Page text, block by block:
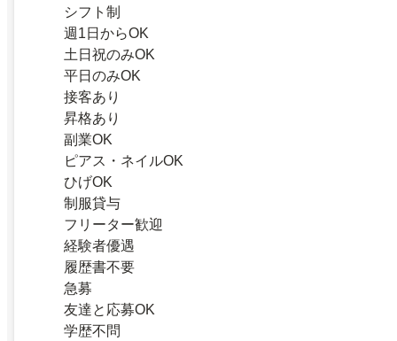
シフト制
週1日からOK
土日祝のみOK
平日のみOK
接客あり
昇格あり
副業OK
ピアス・ネイルOK
ひげOK
制服貸与
フリーター歓迎
経験者優遇
履歴書不要
急募
友達と応募OK
学歴不問